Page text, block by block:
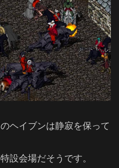
ヘイブンは静寂を保って
設会場だそうです。